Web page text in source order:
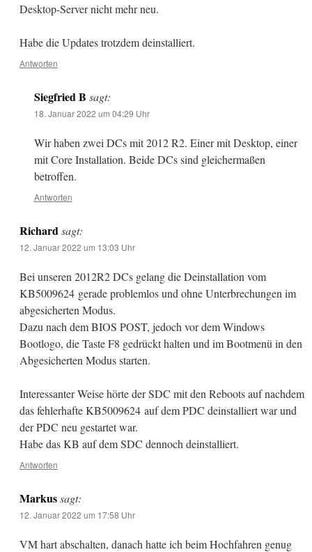
Desktop-Server nicht mehr neu.
Habe die Updates trotzdem deinstalliert.
Antworten
Siegfried B sagt:
18. Januar 2022 um 04:29 Uhr
Wir haben zwei DCs mit 2012 R2. Einer mit Desktop, einer
mit Core Installation. Beide DCs sind gleichermaßen
betroffen.
Antworten
Richard sagt:
12. Januar 2022 um 13:03 Uhr
Bei unseren 2012R2 DCs gelang die Deinstallation vom
KB5009624 gerade problemlos und ohne Unterbrechungen im
abgesicherten Modus.
Dazu nach dem BIOS POST, jedoch vor dem Windows
Bootlogo, die Taste F8 gedrückt halten und im Bootmenü in den
Abgesicherten Modus starten.
Interessanter Weise hörte der SDC mit den Reboots auf nachdem
das fehlerhafte KB5009624 auf dem PDC deinstalliert war und
der PDC neu gestartet war.
Habe das KB auf dem SDC dennoch deinstalliert.
Antworten
Markus sagt:
12. Januar 2022 um 17:58 Uhr
VM hart abschalten, danach hatte ich beim Hochfahren genug